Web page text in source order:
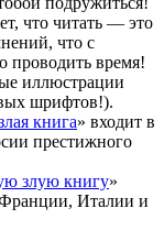
что читать — это
что с
проводить время!
иллюстрации
шрифтов!).
книга» входит в
престижного
злую книгу»
Италии и